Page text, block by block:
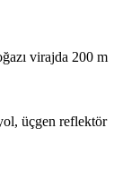
virajda 200 m
üçgen reflektör